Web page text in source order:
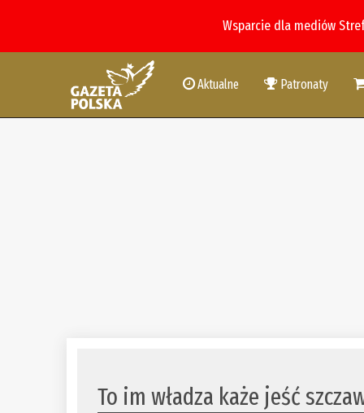
Wsparcie dla mediów
Aktualne Patronaty
To im władza każe jeść